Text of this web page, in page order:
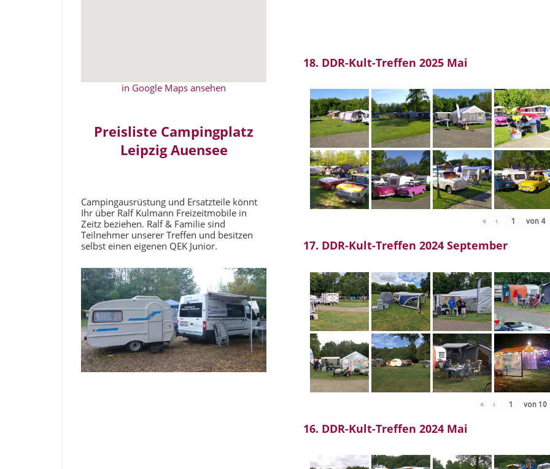
18. DDR-Kult-Treffen 2025 Mai
« ‹ von 4
17. DDR-Kult-Treffen 2024 September
« ‹ von10
16. DDR-Kult-Treffen 2024 Mai
in Google Maps ansehen
Preisliste Campingplatz
Leipzig Auensee
Campingausrüstung und Ersatzteile könnt
Ihr über Ralf Kulmann Freizeitmobile in
Zeitz beziehen. Ralf & Familie sind
Teilnehmer unserer Treffen und besitzen
selbst einen eigenen QEK Junior.